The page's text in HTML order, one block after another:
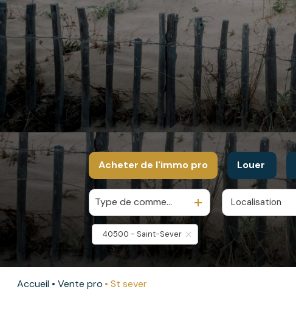
Acheter de l'immo pro
De l'ancien
De l'immo pro
Louer
à l'année
Type de commerce Localisation
40500 - Saint-Sever
Accueil Vente pro St sever